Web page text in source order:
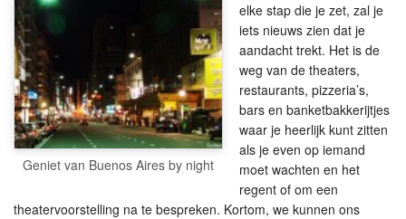
Geniet van Buenos Aires by night
elke stap die je zet, zal je
iets nieuws zien dat je
aandacht trekt. Het is de
weg van de theaters,
restaurants, pizzeria’s,
bars en banketbakkerijtjes
waar je heerlijk kunt zitten
als je even op iemand
moet wachten en het
regent of om een
theatervoorstelling na te bespreken. Kortom, we kunnen ons